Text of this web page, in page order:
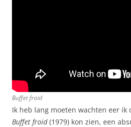
Buffet froid
Ik heb lang moeten wachten eer ik
Buffet froid(1979) kon zien, een